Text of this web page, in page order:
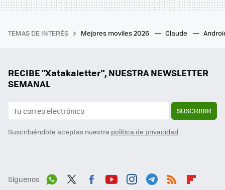
TEMAS DE INTERÉS Mejores moviles 2026 Claude
RECIBE "Xatakaletter", NUESTRA NEWSLETTER
SEMANAL
SUSCRIBIR
Suscribiéndote aceptas nuestra política de privacidad
Síguenos